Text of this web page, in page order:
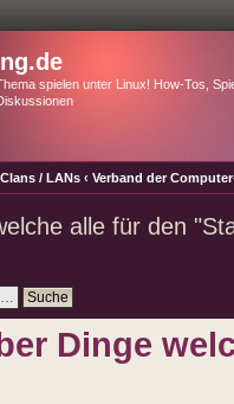
spielen unter Linux! How-Tos,
/ LANs ‹ Verband der
alle für den
Dinge